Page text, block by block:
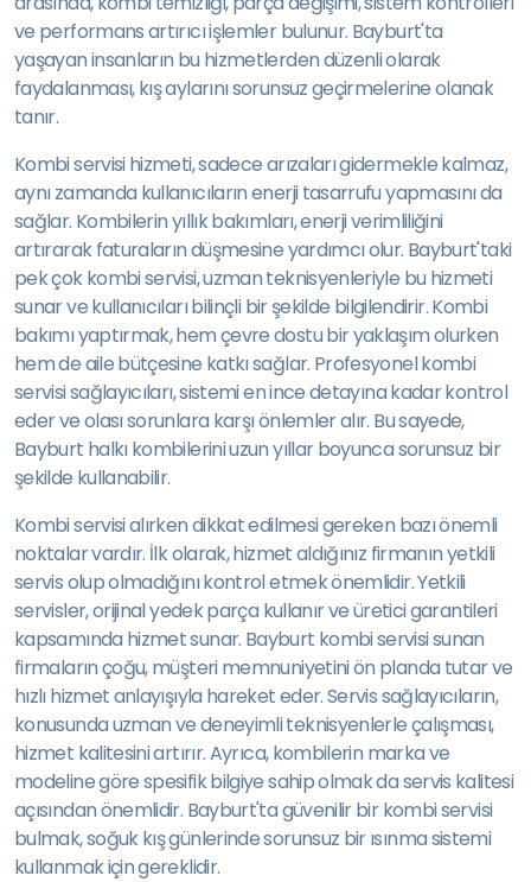
ve performans artırıcı işlemler bulunur. Bayburt'ta
yaşayan insanların bu hizmetlerden düzenli olarak
faydalanması, kış aylarını sorunsuz geçirmelerine olanak
tanır.
Kombi servisi hizmeti, sadece arızaları gidermekle kalmaz,
aynı zamanda kullanıcıların enerji tasarrufu yapmasını da
sağlar. Kombilerin yıllık bakımları, enerji verimliliğini
artırarak faturaların düşmesine yardımcı olur. Bayburt'taki
pek çok kombi servisi, uzman teknisyenleriyle bu hizmeti
sunar ve kullanıcıları bilinçli bir şekilde bilgilendirir. Kombi
bakımı yaptırmak, hem çevre dostu bir yaklaşım olurken
hem de aile bütçesine katkı sağlar. Profesyonel kombi
servisi sağlayıcıları, sistemi en ince detayına kadar kontrol
eder ve olası sorunlara karşı önlemler alır. Bu sayede,
Bayburt halkı kombilerini uzun yıllar boyunca sorunsuz bir
şekilde kullanabilir.
Kombi servisi alırken dikkat edilmesi gereken bazı önemli
noktalar vardır. İlk olarak, hizmet aldığınız firmanın yetkili
servis olup olmadığını kontrol etmek önemlidir. Yetkili
servisler, orijinal yedek parça kullanır ve üretici garantileri
kapsamında hizmet sunar. Bayburt kombi servisi sunan
firmaların çoğu, müşteri memnuniyetini ön planda tutar ve
hızlı hizmet anlayışıyla hareket eder. Servis sağlayıcıların,
konusunda uzman ve deneyimli teknisyenlerle çalışması,
hizmet kalitesini artırır. Ayrıca, kombilerin marka ve
modeline göre spesifik bilgiye sahip olmak da servis kalitesi
açısından önemlidir. Bayburt'ta güvenilir bir kombi servisi
bulmak, soğuk kış günlerinde sorunsuz bir ısınma sistemi
kullanmak için gereklidir.